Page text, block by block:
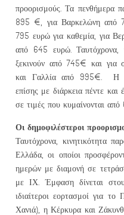
προορισμούς. Τα πενθήμερα
895 €, για Βαρκελώνη από
795 ευρώ για καθεμία, για
από 645 ευρώ. Ταυτόχρονα,
ξεκινούν από 745€ και για
και Γαλλία από 995€. Η
επίσης με διάρκεια πέντε και
σε τιμές που κυμαίνονται
Οι δημοφιλέστεροι
Ταυτόχρονα, κινητικότητα
Ελλάδα, οι οποίοι
ημερών με διαμονή σε
με ΙΧ. Έμφαση δίνεται
ιδιαίτεροι εορτασμοί για
Χανιά), η Κέρκυρα και